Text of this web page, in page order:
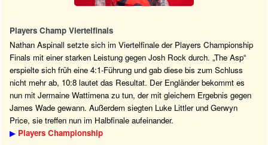
Players Champ Viertelfinals
Nathan Aspinall setzte sich im Viertelfinale der Players Championship
Finals mit einer starken Leistung gegen Josh Rock durch. „The Asp“
erspielte sich früh eine 4:1-Führung und gab diese bis zum Schluss
nicht mehr ab, 10:8 lautet das Resultat. Der Engländer bekommt es
nun mit Jermaine Wattimena zu tun, der mit gleichem Ergebnis gegen
James Wade gewann. Außerdem siegten Luke Littler und Gerwyn
Price, sie treffen nun im Halbfinale aufeinander.
▶ Players Championship